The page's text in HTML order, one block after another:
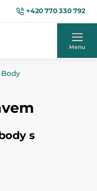
+420 770 330 792
Menu
Body
s